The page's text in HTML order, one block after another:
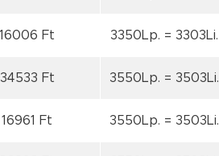
16006 Ft 3350Lp. = 3303Li.
34533 Ft 3550Lp. = 3503Li.
16961 Ft 3550Lp. = 3503Li.